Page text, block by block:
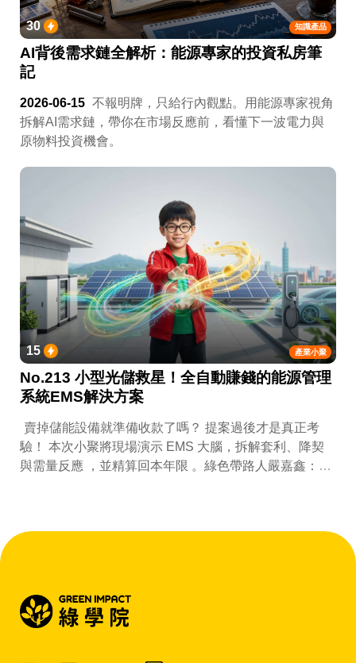
知識產品
30
AI背後需求鏈全解析：能源專家的投資私房筆
記
2026-06-15 不報明牌，只給行內觀點。用能源專家視角
拆解AI需求鏈，帶你在市場反應前，看懂下一波電力與
原物料投資機會。
產業小聚
15
No.213 小型光儲救星！全自動賺錢的能源管理
系統EMS解決方案
賣掉儲能設備就準備收款了嗎？ 提案過後才是真正考
驗！ 本次小聚將現場演示 EMS 大腦，拆解套利、降契
與需量反應 ，並精算回本年限 。綠色帶路人嚴嘉鑫：